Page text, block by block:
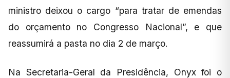
ministro deixou o cargo “para tratar de emendas
do orçamento no Congresso Nacional”, e que
reassumirá a pasta no dia 2 de março.
Na Secretaria-Geral da Presidência, Onyx foi o